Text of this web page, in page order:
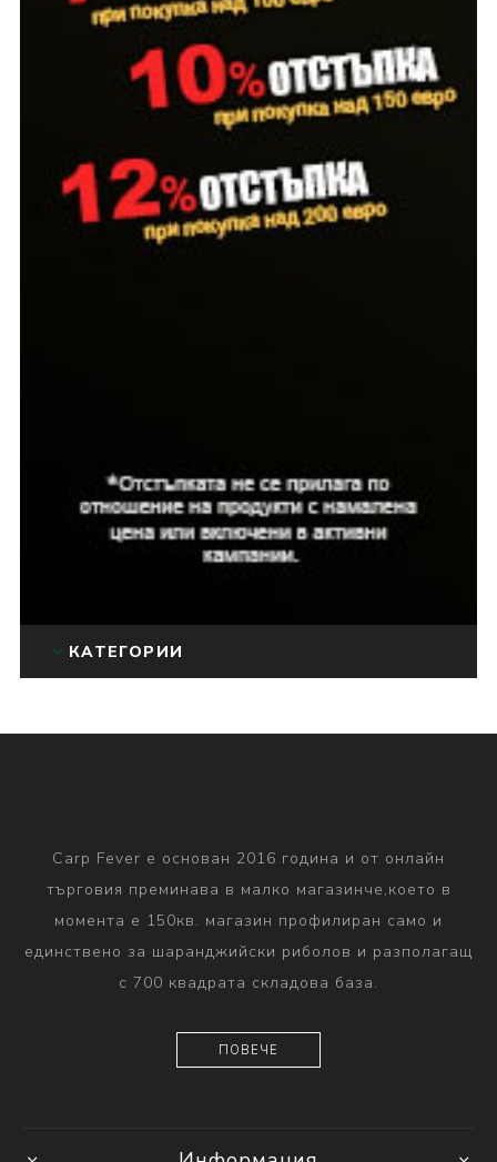
КАТЕГОРИИ
Carp Fever е основан 2016 година и от онлайн
търговия преминава в малко магазинче,което в
момента е 150кв. магазин профилиран само и
единствено за шаранджийски риболов и разполагащ
с 700 квадрата складова база.
ПОВЕЧЕ